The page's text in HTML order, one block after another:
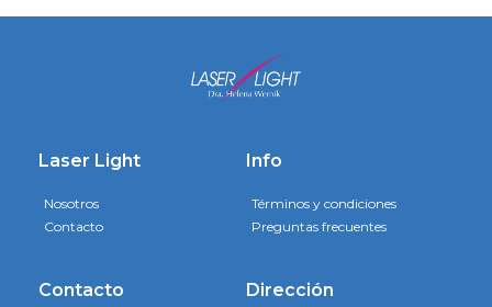
Laser Light
Nosotros
Contacto
Info
Términos y condiciones
Preguntas frecuentes
Contacto Dirección